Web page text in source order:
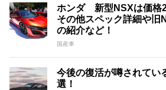
ホンダ 新型NSXは価格
その他スペック詳細や旧
の紹介など！
国産車
今後の復活が噂されてい
選！